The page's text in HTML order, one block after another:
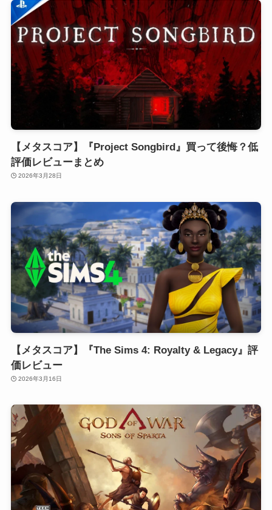
【メタスコア】『Project Songbird』買って後悔？低
評価レビューまとめ
2026年3月28日
【メタスコア】『The Sims 4: Royalty & Legacy』評
価レビュー
2026年3月16日